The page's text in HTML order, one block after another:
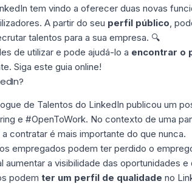
tem vindo a oferecer duas novas
A partir do seu perfil público,
talentos para a sua empresa. 🔍
de utilizar e pode ajudá-lo a encontrar o
Siga este guia online!
de Talentos do LinkedIn publicou um
e #OpenToWork. No contexto de uma
contratar é mais importante do que nunca.
empregados podem ter perdido o
aumentar a visibilidade das oportunidades
podem ter um perfil de qualidade no